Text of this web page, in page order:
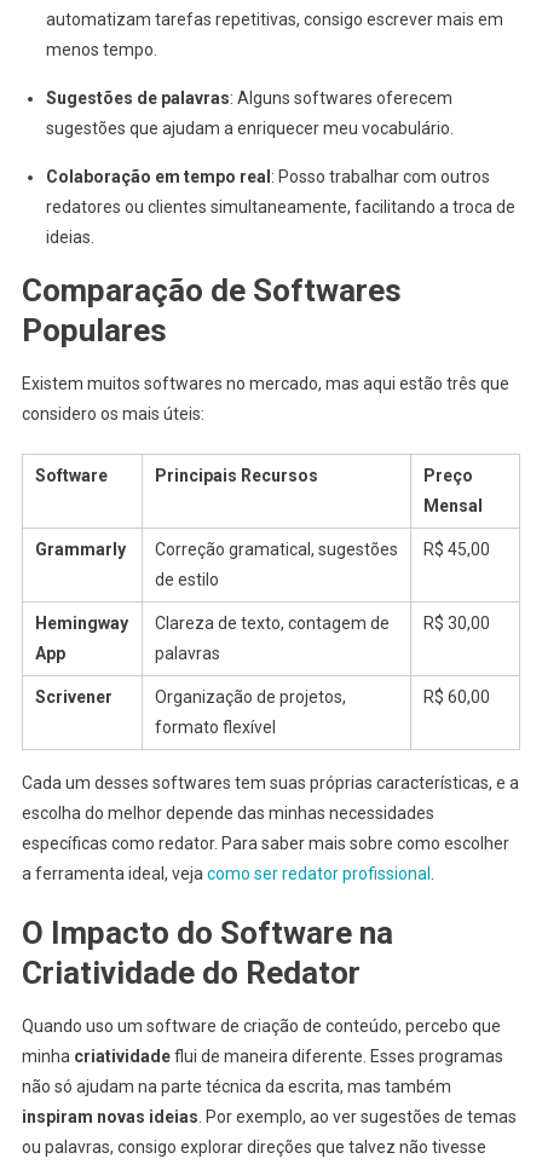
automatizam tarefas repetitivas, consigo escrever mais em
menos tempo.
Sugestões de palavras: Alguns softwares oferecem
sugestões que ajudam a enriquecer meu vocabulário.
Colaboração em tempo real: Posso trabalhar com outros
redatores ou clientes simultaneamente, facilitando a troca de
ideias.
Comparação de Softwares
Populares
Existem muitos softwares no mercado, mas aqui estão três que
considero os mais úteis:
Software Principais Recursos
Preço
Mensal
Grammarly
Correção gramatical, sugestões
de estilo
R$ 45,00
Hemingway
App
Clareza de texto, contagem de
palavras
R$ 30,00
Scrivener
Organização de projetos,
formato flexível
R$ 60,00
Cada um desses softwares tem suas próprias características, e a
escolha do melhor depende das minhas necessidades
específicas como redator. Para saber mais sobre como escolher
a ferramenta ideal, veja como ser redator profissional
O Impacto do Software na
Criatividade do Redator
Quando uso um software de criação de conteúdo, percebo que
minha criatividadeflui de maneira diferente. Esses programas
não só ajudam na parte técnica da escrita, mas também
inspiram novas ideias . Por exemplo, ao ver sugestões de temas
ou palavras, consigo explorar direções que talvez não tivesse